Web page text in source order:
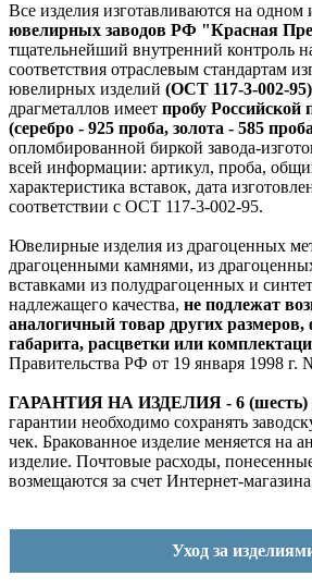
Все изделия изготавливаются на одном
ювелирных заводов РФ "Красная
тщательнейший внутренний контроль
соответствия отраслевым стандартам
ювелирных изделий (ОСТ 117-3-002-95)
драгметаллов имеет пробу Российской
(серебро - 925 проба, золота - 585
опломбированной биркой завода-
всей информации: артикул, проба,
характеристика вставок, дата
соответствии с ОСТ 117-3-002-95.
Ювелирные изделия из драгоценных
драгоценными камнями, из
вставками из полудрагоценных и
надлежащего качества, не подлежат
аналогичный товар других
габарита, расцветки или
Правительства РФ от 19 января 1998 г.
ГАРАНТИЯ НА ИЗДЕЛИЯ - 6 (шесть)
гарантии необходимо сохранять
чек. Бракованное изделие меняется на
изделие. Почтовые расходы,
возмещаются за счет Интернет-
Уход за